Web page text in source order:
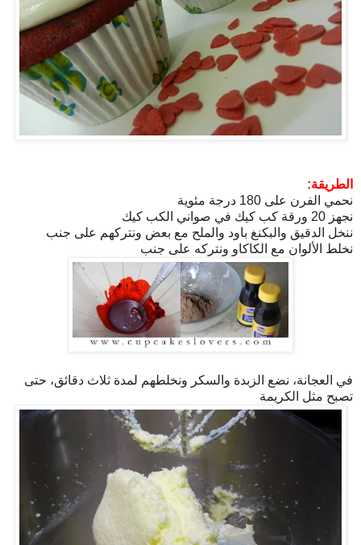
الطريقة:
نحمي الفرن على 180 درجة مئوية
نجهز 20 ورقة كب كيك في صواني الكب كيك
ننخل الدقيق والبكنغ باود والملح مع بعض ونتركهم على جنب
نخلط الألوان مع الكاكاو ونتركه على جنب
في العجانة، نضع الزبدة والسكر ونخلطهم لمدة ثلاث دقائق، حتى
تصبح مثل الكريمة